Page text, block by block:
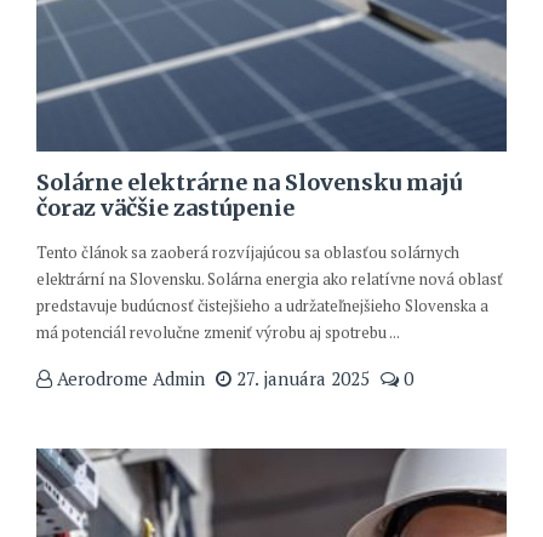
Solárne elektrárne na Slovensku majú
čoraz väčšie zastúpenie
Tento článok sa zaoberá rozvíjajúcou sa oblasťou solárnych
elektrární na Slovensku. Solárna energia ako relatívne nová oblasť
predstavuje budúcnosť čistejšieho a udržateľnejšieho Slovenska a
má potenciál revolučne zmeniť výrobu aj spotrebu ...
Aerodrome Admin 27. januára 2025 0